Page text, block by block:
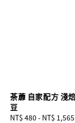
荼蘼 自家配方 淺
豆
Regular
NT$ 480 - NT$ 1,565